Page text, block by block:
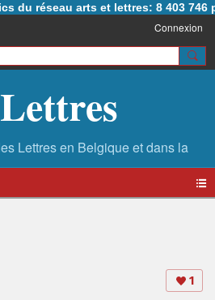
du réseau arts et lettres: 8 403 746
Connexion
1